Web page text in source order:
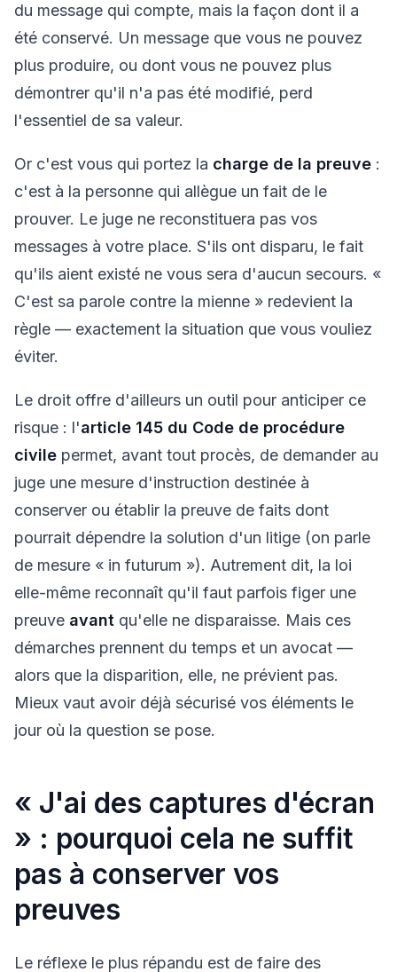
du message qui compte, mais la façon dont il a
été conservé. Un message que vous ne pouvez
plus produire, ou dont vous ne pouvez plus
démontrer qu'il n'a pas été modifié, perd
l'essentiel de sa valeur.
Or c'est vous qui portez la charge de la preuve :
c'est à la personne qui allègue un fait de le
prouver. Le juge ne reconstituera pas vos
messages à votre place. S'ils ont disparu, le fait
qu'ils aient existé ne vous sera d'aucun secours. «
C'est sa parole contre la mienne » redevient la
règle — exactement la situation que vous vouliez
éviter.
Le droit offre d'ailleurs un outil pour anticiper ce
risque : l'article 145 du Code de procédure
civile permet, avant tout procès, de demander au
juge une mesure d'instruction destinée à
conserver ou établir la preuve de faits dont
pourrait dépendre la solution d'un litige (on parle
de mesure « in futurum »). Autrement dit, la loi
elle-même reconnaît qu'il faut parfois figer une
preuve avant qu'elle ne disparaisse. Mais ces
démarches prennent du temps et un avocat —
alors que la disparition, elle, ne prévient pas.
Mieux vaut avoir déjà sécurisé vos éléments le
jour où la question se pose.
« J'ai des captures d'écran
» : pourquoi cela ne suffit
pas à conserver vos
preuves
Le réflexe le plus répandu est de faire des